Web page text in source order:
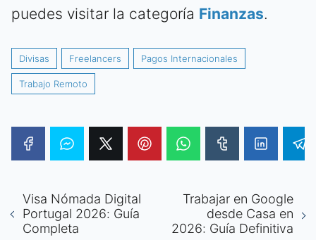
puedes visitar la categoría Finanzas.
Divisas Freelancers Pagos Internacionales
Trabajo Remoto
Visa Nómada Digital
Portugal 2026: Guía
Completa
Trabajar en Google
desde Casa en
2026: Guía Definitiva